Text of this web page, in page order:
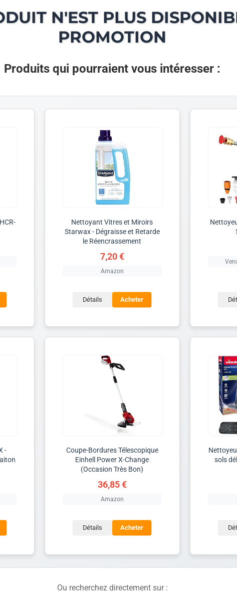
N'EST PLUS
PROMOTION
Produits qui pourraient vous intéresser :
Nettoyant Vitres et Miroirs
Starwax - Dégraisse et Retarde
le Réencrassement
7,20 €
Amazon
Détails Acheter
-
Coupe-Bordures Télescopique
Einhell Power X-Change
(Occasion Très Bon)
36,85 €
Amazon
Détails Acheter
sols
Ou recherchez directement sur :